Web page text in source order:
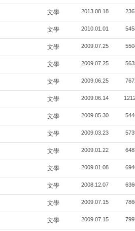
文學 2013.08.18
文學 2010.01.01
文學 2009.07.25
文學 2009.07.25
文學 2009.06.25
文學 2009.06.14
文學 2009.05.30
文學 2009.03.23
文學 2009.01.22
文學 2009.01.08
文學 2008.12.07
文學 2009.07.15
文學 2009.07.15